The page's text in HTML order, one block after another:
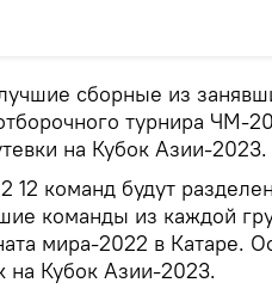
сборные из
турнира ЧМ-
на Кубок Азии-2023.
12 команд будут
команды из каждой
мира-2022 в Катаре.
на Кубок Азии-2023.